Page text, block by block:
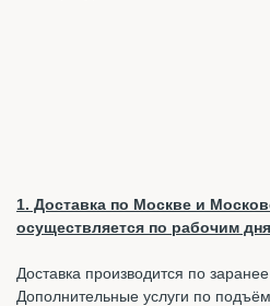
1. Доставка по Москве и
осуществляется по рабочим
Доставка производится по
Дополнительные услуги по